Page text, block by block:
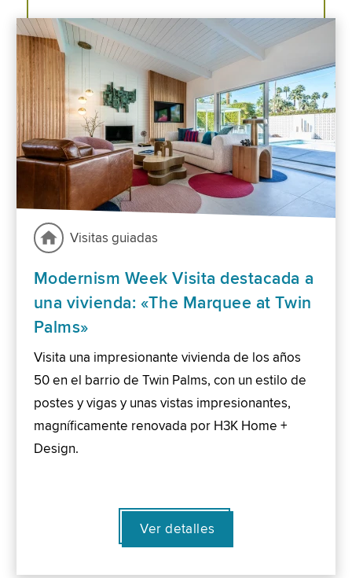
Visitas guiadas
Modernism Week Visita destacada a
una vivienda: «The Marquee at Twin
Palms»
Visita una impresionante vivienda de los años
50 en el barrio de Twin Palms, con un estilo de
postes y vigas y unas vistas impresionantes,
magníficamente renovada por H3K Home +
Design.
Ver detalles